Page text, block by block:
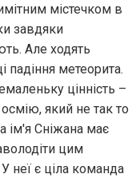
містечком в
завдяки
Але ходять
падіння метеорита.
цінність –
який не так то
ім'я Сніжана має
цим
неї є ціла команда